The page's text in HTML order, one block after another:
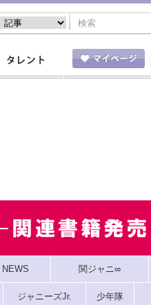
NEWS 関ジャニ∞
ジャニーズJr. 少年隊